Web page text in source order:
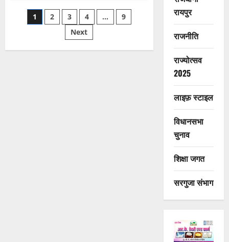
ने
मनाया
गौरव
का
17वां
Posts
pagination
1 2 3 4 …
9
Next
रायपुर
राजनीति
राज्योत्सव
2025
लाइफ़ स्टाइल
विधानसभा
चुनाव
शिक्षा जगत
सरगुजा संभाग